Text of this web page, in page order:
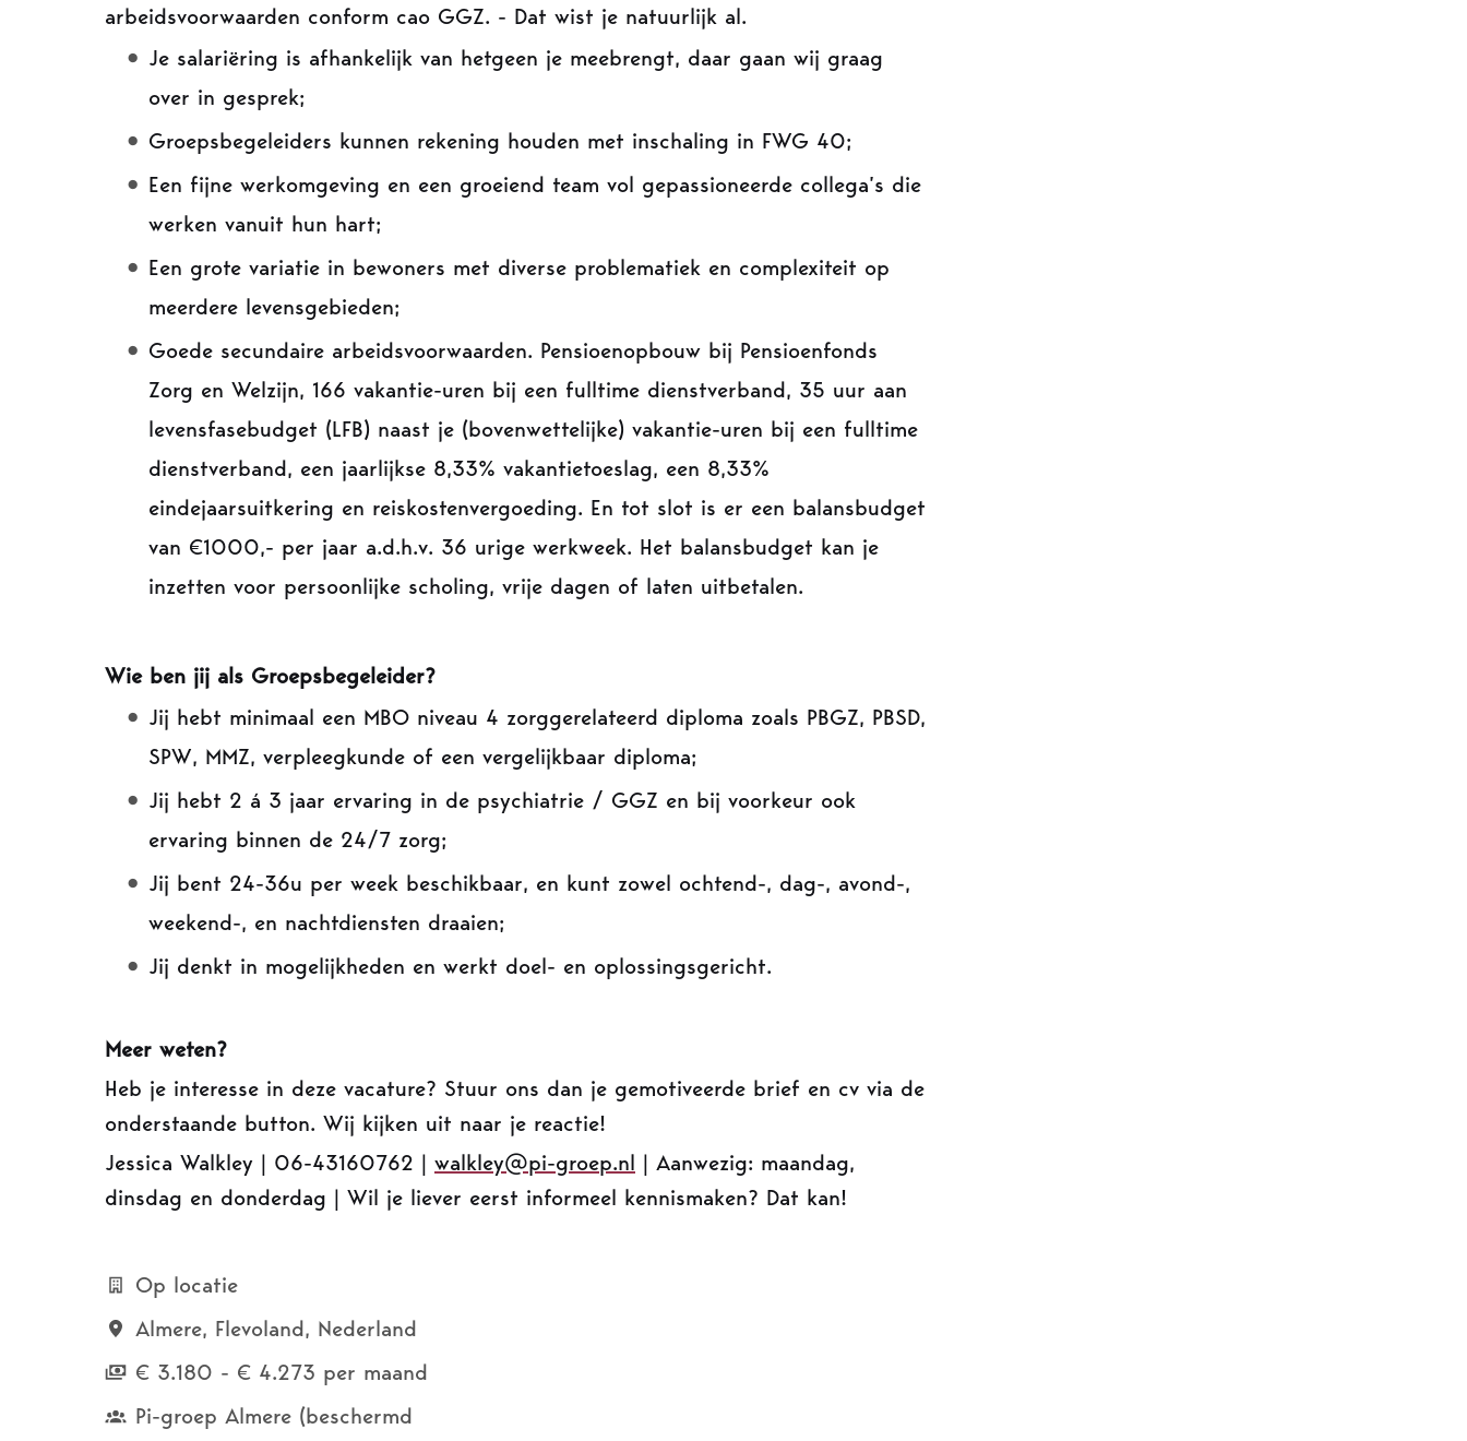
arbeidsvoorwaarden conform cao GGZ. - Dat wist je natuurlijk al.
Je salariëring is afhankelijk van hetgeen je meebrengt, daar gaan wij graag
over in gesprek;
Groepsbegeleiders kunnen rekening houden met inschaling in FWG 40;
Een fijne werkomgeving en een groeiend team vol gepassioneerde collega’s die
werken vanuit hun hart;
Een grote variatie in bewoners met diverse problematiek en complexiteit op
meerdere levensgebieden;
Goede secundaire arbeidsvoorwaarden. Pensioenopbouw bij Pensioenfonds
Zorg en Welzijn, 166 vakantie-uren bij een fulltime dienstverband, 35 uur aan
levensfasebudget (LFB) naast je (bovenwettelijke) vakantie-uren bij een fulltime
dienstverband, een jaarlijkse 8,33% vakantietoeslag, een 8,33%
eindejaarsuitkering en reiskostenvergoeding. En tot slot is er een balansbudget
van €1000,- per jaar a.d.h.v. 36 urige werkweek. Het balansbudget kan je
inzetten voor persoonlijke scholing, vrije dagen of laten uitbetalen.
Wie ben jij als Groepsbegeleider?
Jij hebt minimaal een MBO niveau 4 zorggerelateerd diploma zoals PBGZ, PBSD,
SPW, MMZ, verpleegkunde of een vergelijkbaar diploma;
Jij hebt 2 á 3 jaar ervaring in de psychiatrie / GGZ en bij voorkeur ook
ervaring binnen de 24/7 zorg;
Jij bent 24-36u per week beschikbaar, en kunt zowel ochtend-, dag-, avond-,
weekend-, en nachtdiensten draaien;
Jij denkt in mogelijkheden en werkt doel- en oplossingsgericht.
Meer weten?
Heb je interesse in deze vacature? Stuur ons dan je gemotiveerde brief en cv via de
onderstaande button. Wij kijken uit naar je reactie!
Jessica Walkley | 06-43160762 | walkley@pi-groep.nl | Aanwezig: maandag,
dinsdag en donderdag | Wil je liever eerst informeel kennismaken? Dat kan!
Op locatie
Almere, Flevoland, Nederland
€ 3.180 - € 4.273 per maand
Pi-groep Almere (beschermd